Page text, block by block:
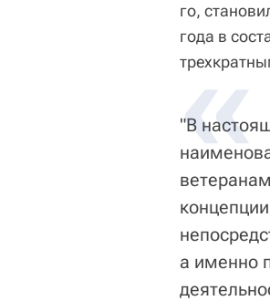
го,
года в
"В
а именно